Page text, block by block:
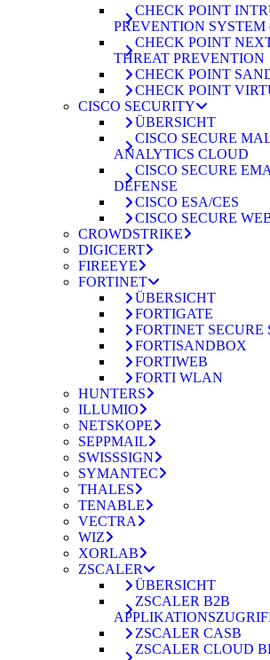
CHECK POINT
PREVENTION SYSTEM
CHECK POINT
THREAT PREVENTION
CHECK POINT
CHECK POINT
CISCO SECURITY
ÜBERSICHT
CISCO SECURE
ANALYTICS CLOUD
CISCO SECURE
DEFENSE
CISCO ESA/CES
CISCO SECURE
CROWDSTRIKE
DIGICERT
FIREEYE
FORTINET
ÜBERSICHT
FORTIGATE
FORTINET SECURE
FORTISANDBOX
FORTIWEB
FORTI WLAN
HUNTERS
ILLUMIO
NETSKOPE
SEPPMAIL
SWISSSIGN
SYMANTEC
THALES
TENABLE
VECTRA
WIZ
XORLAB
ZSCALER
ÜBERSICHT
ZSCALER B2B
ZSCALER CASB
ZSCALER CLOUD